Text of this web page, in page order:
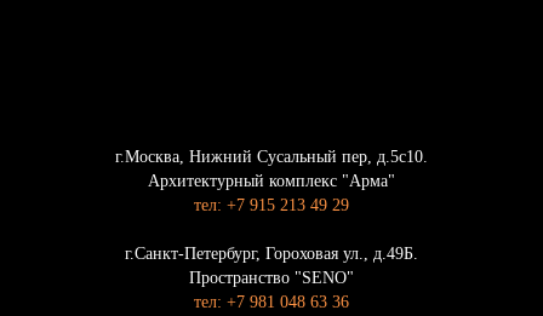
г.Москва, Нижний Сусальный пер, д.5с10.
Архитектурный комплекс "Арма"
тел: +7 915 213 49 29
г.Санкт-Петербург, Гороховая ул., д.49Б.
Пространство "SENO"
тел: +7 981 048 63 36